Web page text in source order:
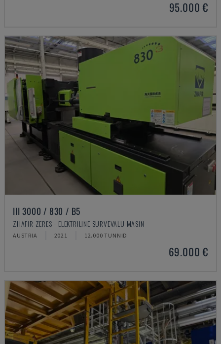
95.000 €
III 3000 / 830 / B5
ZHAFIR ZERES - ELEKTRILINE SURVEVALU MASIN
AUSTRIA 2021 12.000 TUNNID
69.000 €